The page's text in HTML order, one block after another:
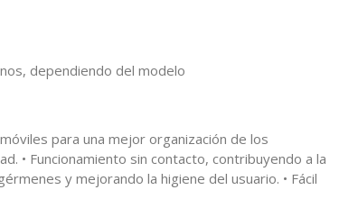
dependiendo del modelo
para una mejor organización de los
• Funcionamiento sin contacto, contribuyendo a la
y mejorando la higiene del usuario. • Fácil